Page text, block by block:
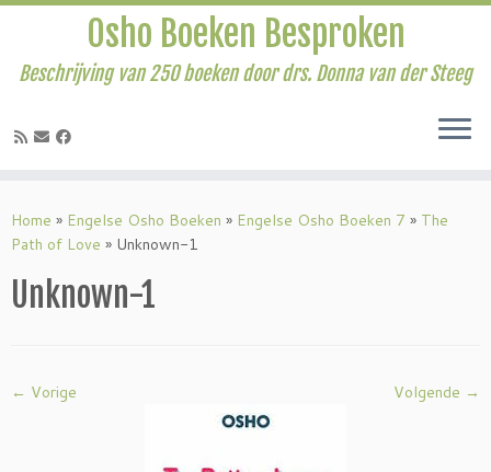
naar
inhoud
Osho Boeken Besproken
Beschrijving van 250 boeken door drs. Donna van der Steeg
Home » Engelse Osho Boeken » Engelse Osho Boeken 7 » The
Path of Love » Unknown-1
Unknown-1
← Vorige Volgende →